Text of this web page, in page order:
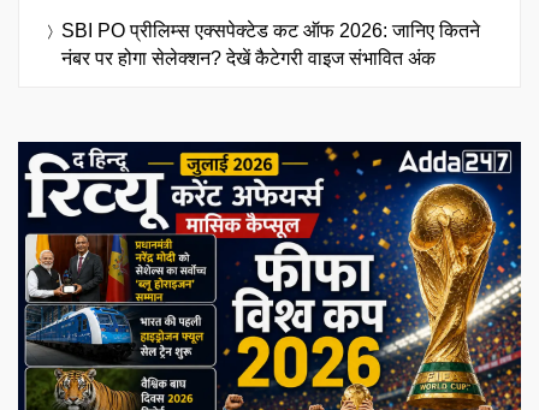
SBI PO प्रीलिम्स एक्सपेक्टेड कट ऑफ 2026: जानिए कितने
नंबर पर होगा सेलेक्शन? देखें कैटेगरी वाइज संभावित अंक